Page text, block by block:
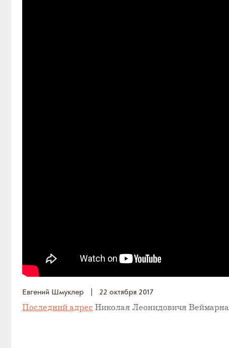
Евгений Шмуклер
22 октября 2017
Последний адрес Николая Леонидовичя Веймарна